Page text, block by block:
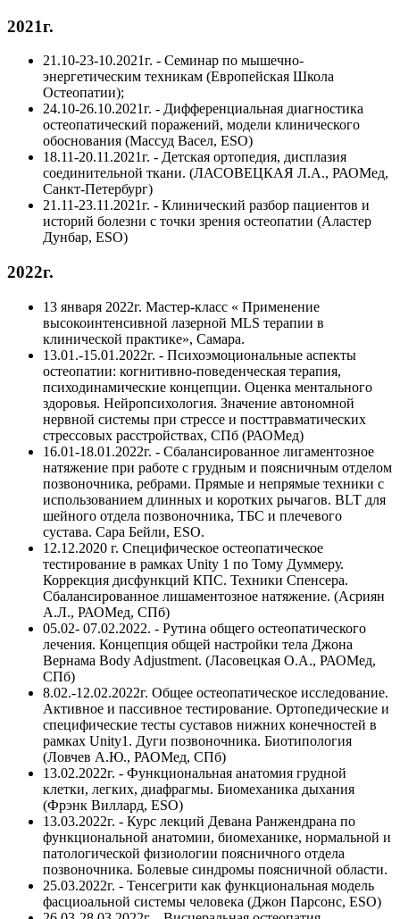
2021г.
21.10-23-10.2021г. - Семинар по мышечно-
энергетическим техникам (Европейская Школа
Остеопатии);
24.10-26.10.2021г. - Дифференциальная диагностика
остеопатический поражений, модели клинического
обоснования (Массуд Васел, ESO)
18.11-20.11.2021г. - Детская ортопедия, дисплазия
соединительной ткани. (ЛАСОВЕЦКАЯ Л.А., РАОМед,
Санкт-Петербург)
21.11-23.11.2021г. - Клинический разбор пациентов и
историй болезни с точки зрения остеопатии (Аластер
Дунбар, ESO)
2022г.
13 января 2022г. Мастер-класс « Применение
высокоинтенсивной лазерной MLS терапии в
клинической практике», Самара.
13.01.-15.01.2022г. - Психоэмоциональные аспекты
остеопатии: когнитивно-поведенческая терапия,
психодинамические концепции. Оценка ментального
здоровья. Нейропсихология. Значение автономной
нервной системы при стрессе и посттравматических
стрессовых расстройствах, СПб (РАОМед)
16.01-18.01.2022г. - Сбалансированное лигаментозное
натяжение при работе с грудным и поясничным отделом
позвоночника, ребрами. Прямые и непрямые техники с
использованием длинных и коротких рычагов. BLT для
шейного отдела позвоночника, ТБС и плечевого
сустава. Сара Бейли, ESO.
12.12.2020 г. Специфическое остеопатическое
тестирование в рамках Unity 1 по Тому Думмеру.
Коррекция дисфункций КПС. Техники Спенсера.
Сбалансированное лишаментозное натяжение. (Асриян
А.Л., РАОМед, СПб)
05.02- 07.02.2022. - Рутина общего остеопатического
лечения. Концепция общей настройки тела Джона
Вернама Body Adjustment. (Ласовецкая О.А., РАОМед,
СПб)
8.02.-12.02.2022г. Общее остеопатическое исследование.
Активное и пассивное тестирование. Ортопедические и
специфические тесты суставов нижних конечностей в
рамках Unity1. Дуги позвоночника. Биотипология
(Ловчев А.Ю., РАОМед, СПб)
13.02.2022г. - Функциональная анатомия грудной
клетки, легких, диафрагмы. Биомеханика дыхания
(Фрэнк Виллард, ESO)
13.03.2022г. - Курс лекций Девана Ранжендрана по
функциональной анатомии, биомеханике, нормальной и
патологической физиологии поясничного отдела
позвоночника. Болевые синдромы поясничной области.
25.03.2022г. - Тенсегрити как функциональная модель
фасциоальной системы человека (Джон Парсонс, ESO)